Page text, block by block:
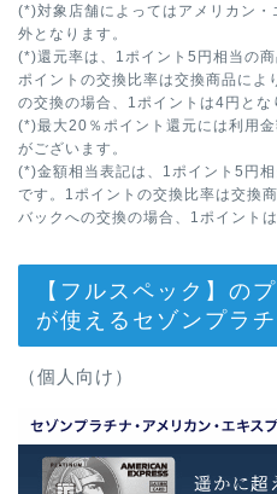
(*)対象店舗によってはアメリカン
外となります。
(*)還元率は、1ポイント5円相当の
ポイントの交換比率は交換商品によ
の交換の場合、1ポイントは4円とな
(*)最大20％ポイント還元には利用
がございます。
(*)金額相当表記は、1ポイント5円
です。1ポイントの交換比率は交換
バックへの交換の場合、1ポイント
【フルスペック】の
が使えるセゾンプラ
（個人向け）